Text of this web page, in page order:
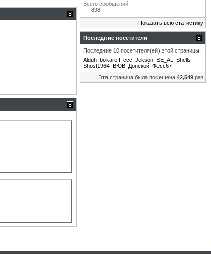
Всего сообщений
898
Показать всю статистику
Последние посетители
Последние 10 посетителя(ей) этой страницы:
Alduh bokareff ccc Jekson SE_AL
Shells
Shost1964 ВЮВ Донской Фесс67
Эта страница была посещена 42,549 раз